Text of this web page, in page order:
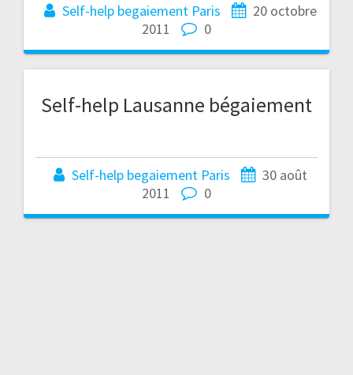
Self-help begaiement Paris
20 octobre
2011
0
Self-help Lausanne bégaiement
Self-help begaiement Paris
30 août
2011
0